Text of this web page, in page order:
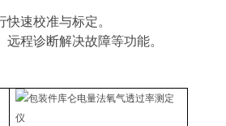
速校准与标定。
程诊断解决故障等功能。